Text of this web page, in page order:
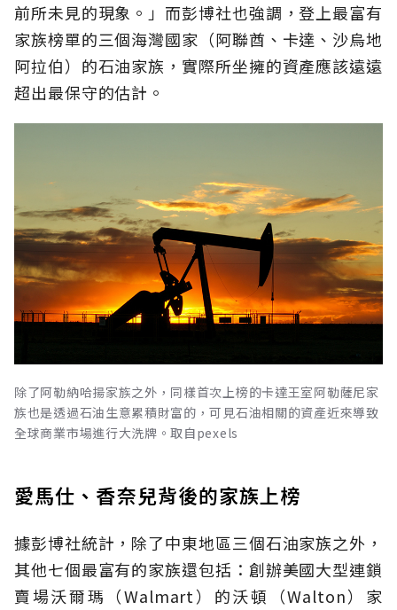
前所未見的現象。」而彭博社也強調，登上最富有
家族榜單的三個海灣國家（阿聯酋、卡達、沙烏地
阿拉伯）的石油家族，實際所坐擁的資產應該遠遠
超出最保守的估計。
除了阿勒納哈揚家族之外，同樣首次上榜的卡達王室阿勒薩尼家
族也是透過石油生意累積財富的，可見石油相關的資產近來導致
全球商業市場進行大洗牌。取自pexels
愛馬仕、香奈兒背後的家族上榜
據彭博社統計，除了中東地區三個石油家族之外，
其他七個最富有的家族還包括：創辦美國大型連鎖
賣場沃爾瑪（Walmart）的沃頓（Walton）家